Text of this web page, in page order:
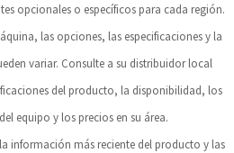
opcionales o específicos para cada región.
las opciones, las especificaciones y la
variar. Consulte a su distribuidor local
del producto, la disponibilidad, los
equipo y los precios en su área.
información más reciente del producto y las